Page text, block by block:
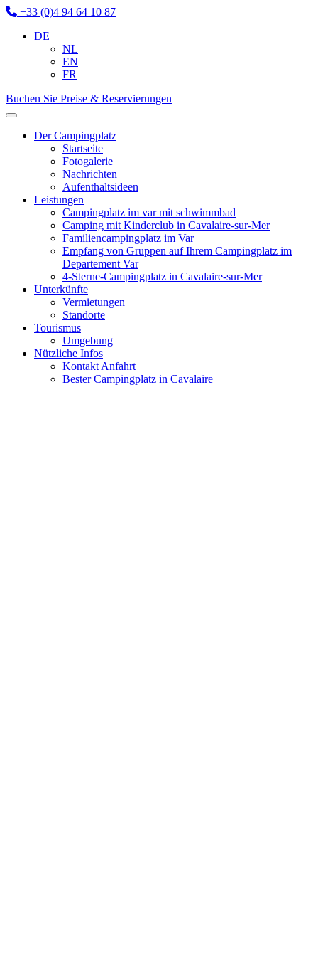
+33 (0)4 94 64 10 87
DE
NL
EN
FR
Buchen Sie Preise & Reservierungen
Der Campingplatz
Startseite
Fotogalerie
Nachrichten
Aufenthaltsideen
Leistungen
Campingplatz im var mit schwimmbad
Camping mit Kinderclub in Cavalaire-sur-Mer
Familiencampingplatz im Var
Empfang von Gruppen auf Ihrem Campingplatz im
Departement Var
4-Sterne-Campingplatz in Cavalaire-sur-Mer
Unterkünfte
Vermietungen
Standorte
Tourismus
Umgebung
Nützliche Infos
Kontakt Anfahrt
Bester Campingplatz in Cavalaire